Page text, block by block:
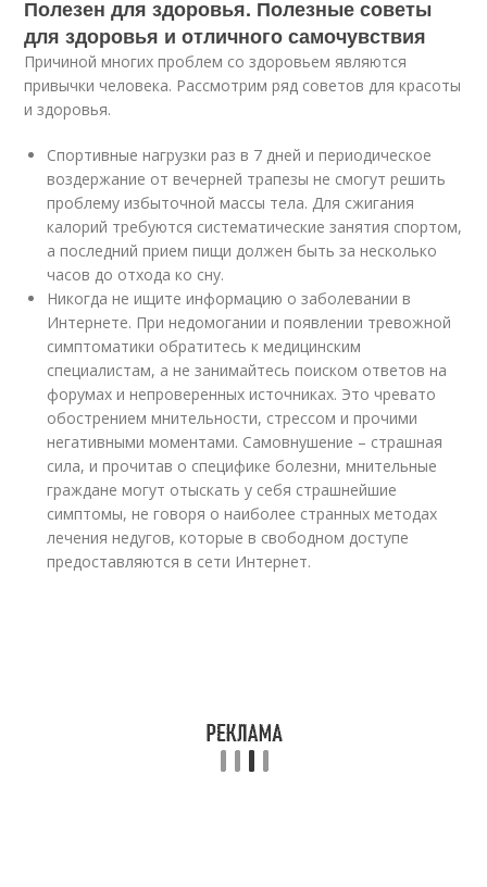
Полезен для здоровья. Полезные советы
для здоровья и отличного самочувствия
Причиной многих проблем со здоровьем являются
привычки человека. Рассмотрим ряд советов для красоты
и здоровья.
Спортивные нагрузки раз в 7 дней и периодическое
воздержание от вечерней трапезы не смогут решить
проблему избыточной массы тела. Для сжигания
калорий требуются систематические занятия спортом,
а последний прием пищи должен быть за несколько
часов до отхода ко сну.
Никогда не ищите информацию о заболевании в
Интернете. При недомогании и появлении тревожной
симптоматики обратитесь к медицинским
специалистам, а не занимайтесь поиском ответов на
форумах и непроверенных источниках. Это чревато
обострением мнительности, стрессом и прочими
негативными моментами. Самовнушение – страшная
сила, и прочитав о специфике болезни, мнительные
граждане могут отыскать у себя страшнейшие
симптомы, не говоря о наиболее странных методах
лечения недугов, которые в свободном доступе
предоставляются в сети Интернет.